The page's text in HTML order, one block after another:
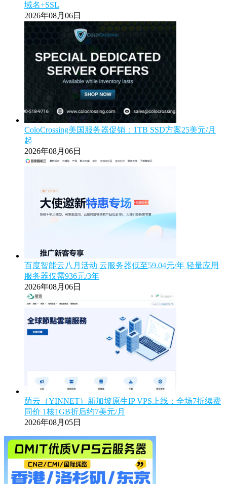
域名+SSL
2026年08月06日
ColoCrossing美国服务器促销：1TB SSD方案25美元/月
起
2026年08月06日
百度智能云八月活动 云服务器低至59.04元/年 轻量应用
服务器仅需936元/3年
2026年08月06日
荫云（YINNET）新加坡原生IP VPS上线：全场7折续费
同价 1核1GB折后约7美元/月
2026年08月05日